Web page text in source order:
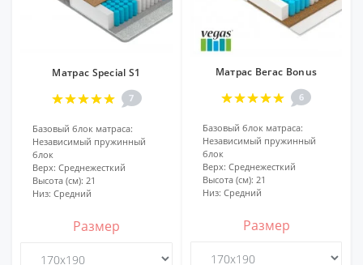
Матрас Special S1
7
Базовый блок матраса:
Независимый пружинный
блок
Верх: Среднежесткий
Высота (см): 21
Низ: Средний
Размер
Матрас Вегас Bonus
6
Базовый блок матраса:
Независимый пружинный
блок
Верх: Среднежесткий
Высота (см): 21
Низ: Средний
Размер